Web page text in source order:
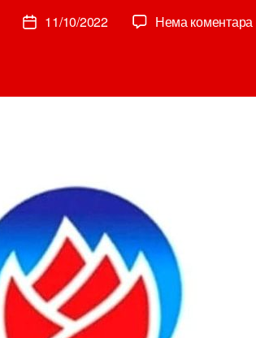
Датум
11/10/2022 Нема коментара